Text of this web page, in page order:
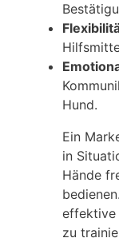
Hund.
Ein
in
Hände
effektive
zu